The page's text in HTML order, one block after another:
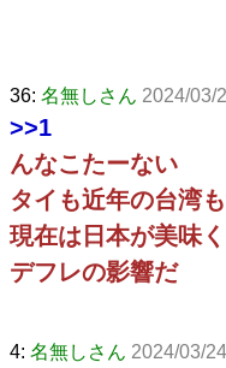
36: 名無しさん 2024/03/
>>1
んなこたーない
タイも近年の台湾
現在は日本が美味
デフレの影響だ
4: 名無しさん 2024/03/